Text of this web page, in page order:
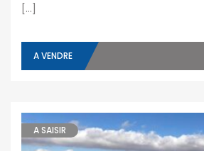
[…]
A VENDRE
A SAISIR